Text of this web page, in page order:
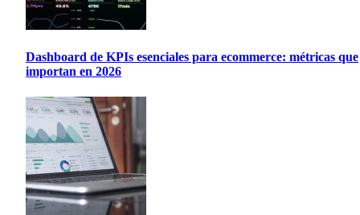
Dashboard de KPIs esenciales para ecommerce: métricas que
importan en 2026